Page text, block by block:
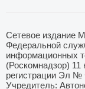
Сетевое издание
Федеральной
информационных
(Роскомнадзор) 11
регистрации Эл
Учредитель: